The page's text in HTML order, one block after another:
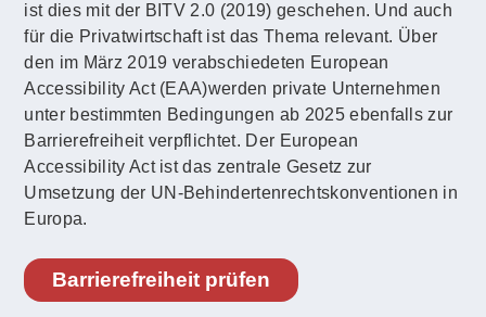
ist dies mit der BITV 2.0 (2019) geschehen. Und auch
für die Privatwirtschaft ist das Thema relevant. Über
den im März 2019 verabschiedeten European
Accessibility Act (EAA)werden private Unternehmen
unter bestimmten Bedingungen ab 2025 ebenfalls zur
Barrierefreiheit verpflichtet. Der European
Accessibility Act ist das zentrale Gesetz zur
Umsetzung der UN-Behindertenrechtskonventionen in
Europa.
Barrierefreiheit prüfen